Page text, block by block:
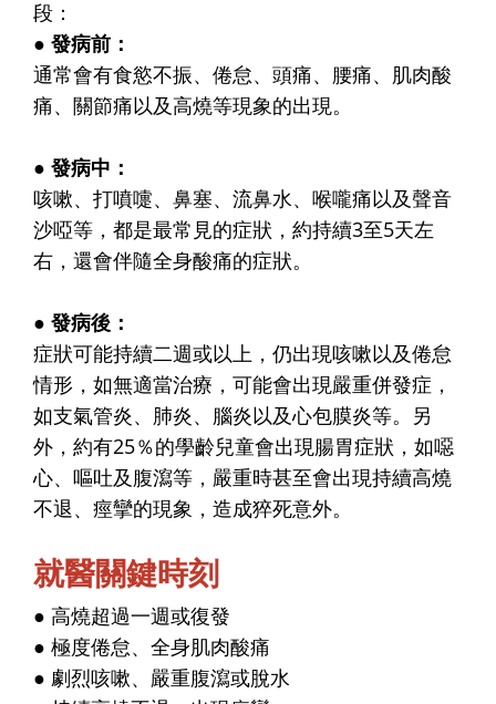
段：
● 發病前：
通常會有食慾不振、倦怠、頭痛、腰痛、肌肉酸
痛、關節痛以及高燒等現象的出現。
● 發病中：
咳嗽、打噴嚏、鼻塞、流鼻水、喉嚨痛以及聲音
沙啞等，都是最常見的症狀，約持續3至5天左
右，還會伴隨全身酸痛的症狀。
● 發病後：
症狀可能持續二週或以上，仍出現咳嗽以及倦怠
情形，如無適當治療，可能會出現嚴重併發症，
如支氣管炎、肺炎、腦炎以及心包膜炎等。另
外，約有25％的學齡兒童會出現腸胃症狀，如噁
心、嘔吐及腹瀉等，嚴重時甚至會出現持續高燒
不退、痙攣的現象，造成猝死意外。
就醫關鍵時刻
● 高燒超過一週或復發
● 極度倦怠、全身肌肉酸痛
● 劇烈咳嗽、嚴重腹瀉或脫水